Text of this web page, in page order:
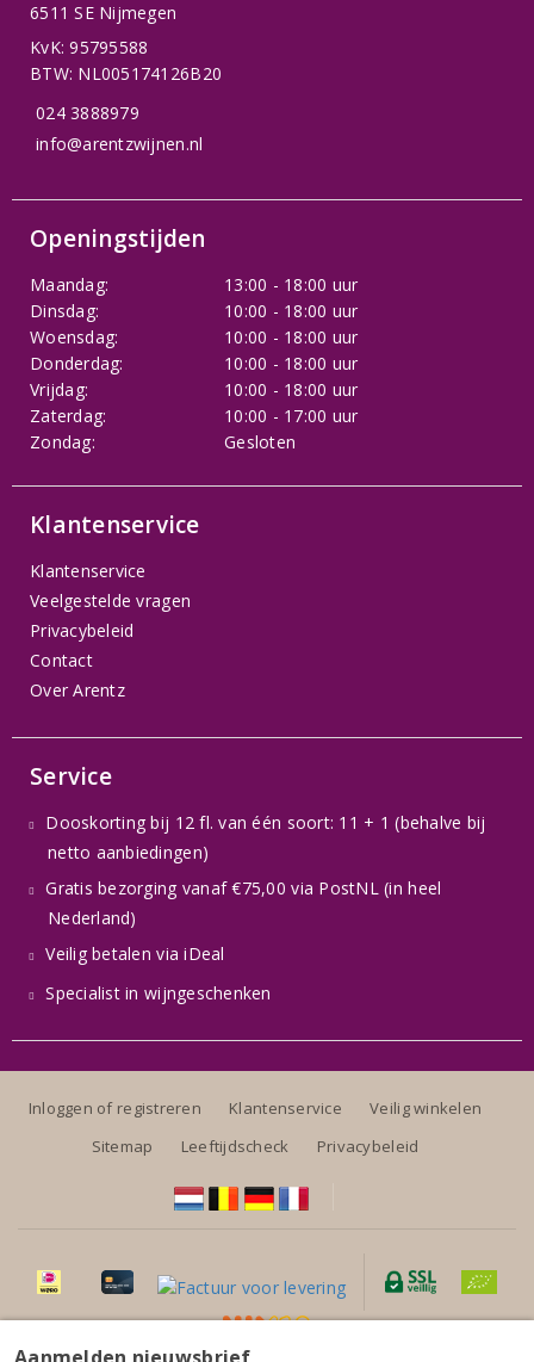
6511 SE Nijmegen
KvK: 95795588
BTW: NL005174126B20
024 3888979
info@arentzwijnen.nl
Openingstijden
Maandag:
13:00 - 18:00 uur
Dinsdag:
10:00 - 18:00 uur
Woensdag:
10:00 - 18:00 uur
Donderdag:
10:00 - 18:00 uur
Vrijdag:
10:00 - 18:00 uur
Zaterdag:
10:00 - 17:00 uur
Zondag:
Gesloten
Klantenservice
Klantenservice
Veelgestelde vragen
Privacybeleid
Contact
Over Arentz
Service
Dooskorting bij 12 fl. van één soort: 11 + 1 (behalve bij
netto aanbiedingen)
Gratis bezorging vanaf €75,00 via PostNL (in heel
Nederland)
Veilig betalen via iDeal
Specialist in wijngeschenken
Inloggen of registreren Klantenservice
Veilig winkelen
Sitemap
Leeftijdscheck Privacybeleid